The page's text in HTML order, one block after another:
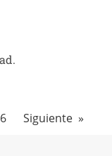
Siguiente »